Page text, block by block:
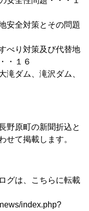
全対策とその問題
り対策及び代替地
・１６
ダム、滝沢ダム、
野原町の新聞折込と
せて掲載します。
グは、こちらに転載
index.php?